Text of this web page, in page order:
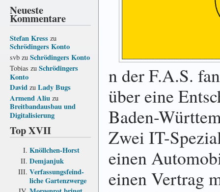
Neueste
Kommentare
Stefan Kress zu
Schrödingers Konto
svb zu Schrödingers Konto
Tobias zu Schrödingers
Konto
David zu Lady Bugs
Armend Aliu zu
Breitbandausbau und
Digitalisierung
Top XVII
Knöllchen-Horst
Demjanjuk
Verfassungs­feind­
liche Garten­zwerge
n der F.A.S.
über eine
Baden-
Zwei IT-
einen
einen Vertrag